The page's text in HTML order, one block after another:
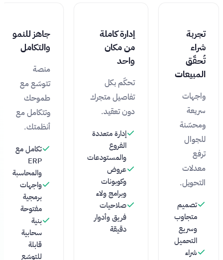
تجربة
شراء
تُحقّق
المبيعات
واجهات
سريعة
ومحسّنة
للجوال
ترفع
معدلات
التحويل.
تصميم
متجاوب
وسريع
التحميل
شراء
إدارة كاملة
من مكان
واحد
تحكّم بكل
تفاصيل متجرك
دون تعقيد.
إدارة متعددة
الفروع
والمستودعات
عروض
وكوبونات
وبرامج ولاء
صلاحيات
فريق وأدوار
دقيقة
جاهز للنمو
والتكامل
منصة
تتوسّع مع
طموحك
وتتكامل مع
أنظمتك.
تكامل مع
ERP
والمحاسبة
واجهات
برمجية
مفتوحة
بنية
سحابية
قابلة
للتوسّع